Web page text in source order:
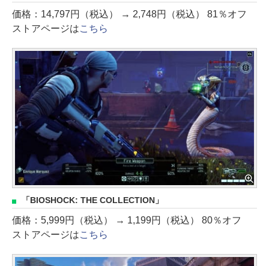
価格：14,797円（税込） → 2,748円（税込） 81％オフ
ストアページはこちら
「BIOSHOCK: THE COLLECTION」
価格：5,999円（税込） → 1,199円（税込） 80％オフ
ストアページはこちら